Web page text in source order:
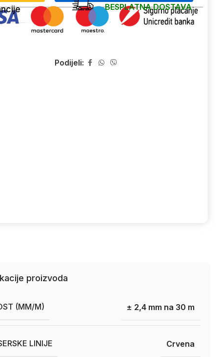
BESPLATNA DOSTAVA
Podijeli:
proizvoda
(MM/M) ± 2,4 mm na 30 m
LINIJE Crvena